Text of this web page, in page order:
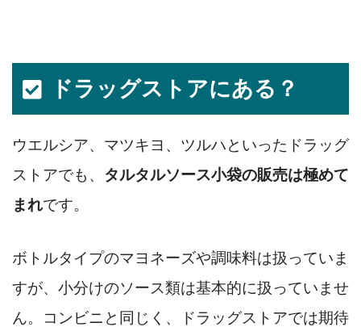
ドラッグストアにある？
ウエルシア、マツキヨ、ツルハといったドラッグ
ストアでも、 タルタルソース小袋の販売は極めて
まれです。
ボトルタイプのマヨネーズや調味料は扱っていま
すが、小分けのソース類は基本的に扱っていませ
ん。コンビニと同じく、ドラッグストアでは期待